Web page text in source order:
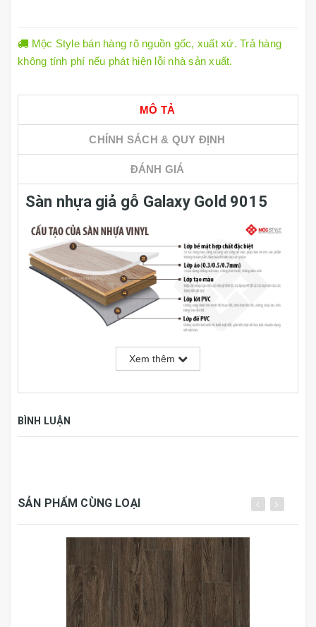
Mộc Style bán hàng rõ nguồn gốc, xuất xứ. Trả hàng
không tính phí nếu phát hiện lỗi nhà sản xuất.
MÔ TẢ
CHÍNH SÁCH & QUY ĐỊNH
ĐÁNH GIÁ
Sàn nhựa giả gỗ Galaxy Gold 9015
Thương hiệu Galaxy Glod
Kích thước 950mm x 184mm x 3 mm
Nước sản xuất Việt Nam
Xem thêm
BÌNH LUẬN
SẢN PHẨM CÙNG LOẠI